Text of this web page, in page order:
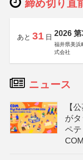
締め切り直
あと 31 日 2026
福井県美浜
式会社
ニュース
【
が
ペ